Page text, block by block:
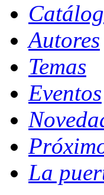
Autores
Temas
Eventos
La